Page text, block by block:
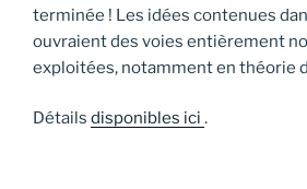
terminée ! Les idées contenues
ouvraient des voies entièrement
exploitées, notamment en théorie
Détails disponibles ici .